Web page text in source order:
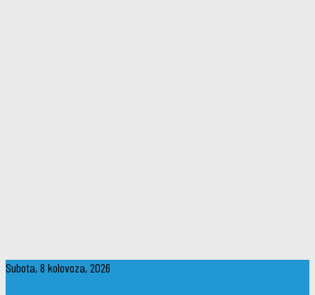
Subota, 8 kolovoza, 2026